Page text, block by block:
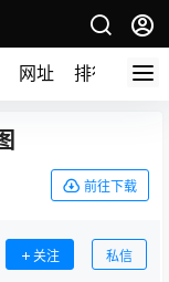
网址 排行榜
前往下载
关注 私信